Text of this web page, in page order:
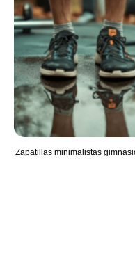
Zapatillas minimalistas